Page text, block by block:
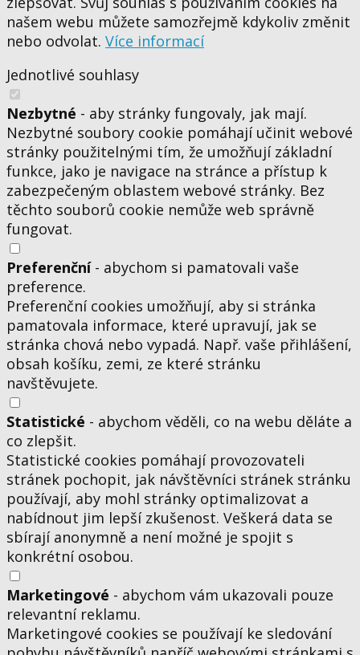
našem webu můžete samozřejmě kdykoliv změnit
nebo odvolat. Více informací
Jednotlivé souhlasy
Nezbytné - aby stránky fungovaly, jak mají.
Nezbytné soubory cookie pomáhají učinit webové
stránky použitelnými tím, že umožňují základní
funkce, jako je navigace na stránce a přístup k
zabezpečeným oblastem webové stránky. Bez
těchto souborů cookie nemůže web správně
fungovat.
Preferenční- abychom si pamatovali vaše
preference.
Preferenční cookies umožňují, aby si stránka
pamatovala informace, které upravují, jak se
stránka chová nebo vypadá. Např. vaše přihlášení,
obsah košíku, zemi, ze které stránku
navštěvujete.
Statistické - abychom věděli, co na webu děláte a
co zlepšit.
Statistické cookies pomáhají provozovateli
stránek pochopit, jak návštěvníci stránek stránku
používají, aby mohl stránky optimalizovat a
nabídnout jim lepší zkušenost. Veškerá data se
sbírají anonymně a není možné je spojit s
konkrétní osobou.
Marketingové - abychom vám ukazovali pouze
relevantní reklamu.
Marketingové cookies se používají ke sledování